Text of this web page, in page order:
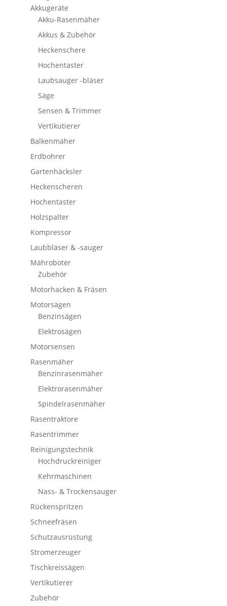
Akkugeräte
Akku-Rasenmäher
Akkus & Zubehör
Heckenschere
Hochentaster
Laubsauger -bläser
Säge
Sensen & Trimmer
Vertikutierer
Balkenmäher
Erdbohrer
Gartenhäcksler
Heckenscheren
Hochentaster
Holzspalter
Kompressor
Laubbläser & -sauger
Mähroboter
Zubehör
Motorhacken & Fräsen
Motorsägen
Benzinsägen
Elektrosägen
Motorsensen
Rasenmäher
Benzinrasenmäher
Elektrorasenmäher
Spindelrasenmäher
Rasentraktore
Rasentrimmer
Reinigungstechnik
Hochdruckreiniger
Kehrmaschinen
Nass- & Trockensauger
Rückenspritzen
Schneefräsen
Schutzausrüstung
Stromerzeuger
Tischkreissägen
Vertikutierer
Zubehör